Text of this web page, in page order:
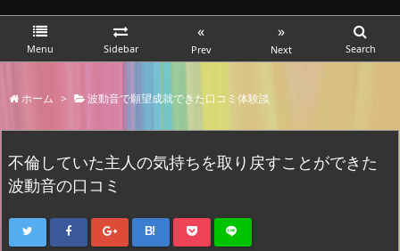
Menu Sidebar
«
Prev
»
Next Search
ホーム > 波動音で願望成就できた口コミ体験談
不倫していた主人の気持ちを取り戻すことができた
波動音の口コミ
B!